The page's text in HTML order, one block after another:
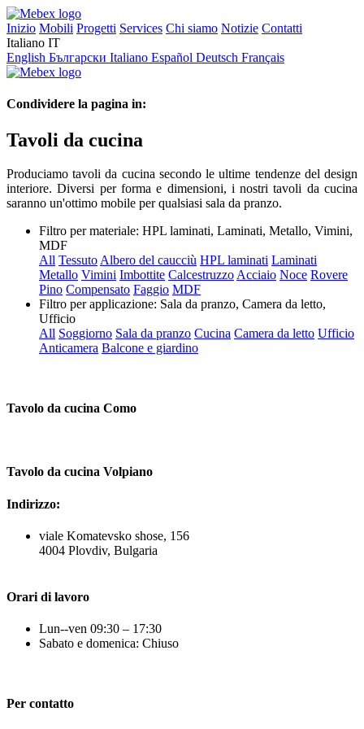
Inizio Mobili Progetti Services Chi siamo Notizie Contatti
Italiano IT
English Български Italiano Español Deutsch Français
Condividere la pagina in:
Tavoli da cucina
Produciamo tavoli da cucina secondo le ultime tendenze del design
interiore. Diversi per forma e dimensioni, i nostri tavoli da cucina
saranno un'ottimo mobile per qualsiasi sala da pranzo.
Filtro per materiale: HPL laminati, Laminati, Metallo, Vimini,
MDF
All TessutoAlbero del caucciù HPL laminati Laminati
Metallo Vimini Imbottite CalcestruzzoAcciaio Noce Rovere
Pino Compensato Faggio MDF
Filtro per applicazione: Sala da pranzo, Camera da letto,
Ufficio
All Soggiorno Sala da pranzo Cucina Camera da letto Ufficio
Anticamera Balcone e giardino
Tavolo da cucina Como
Tavolo da cucina Volpiano
Indirizzo:
viale Komatevsko shose, 156
4004 Plovdiv, Bulgaria
Orari di lavoro
Lun--ven 09:30 – 17:30
Sabato e domenica: Chiuso
Per contatto